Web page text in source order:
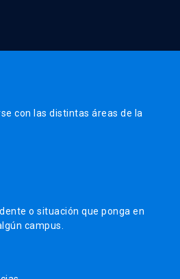
con las distintas áreas de la
o situación que ponga en
campus.